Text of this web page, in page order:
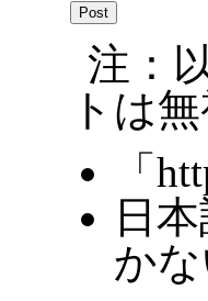
注：
トは
「
日
か